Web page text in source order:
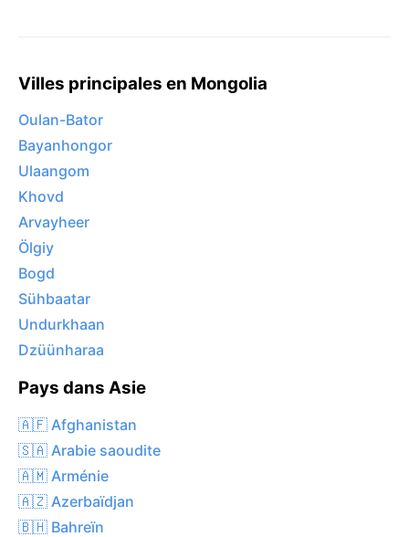
Villes principales en Mongolia
Oulan-Bator
Bayanhongor
Ulaangom
Khovd
Arvayheer
Ölgiy
Bogd
Sühbaatar
Undurkhaan
Dzüünharaa
Pays dans Asie
🇦🇫 Afghanistan
🇸🇦 Arabie saoudite
🇦🇲 Arménie
🇦🇿 Azerbaïdjan
🇧🇭 Bahreïn